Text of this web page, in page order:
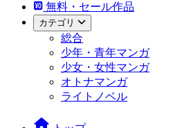
無料・セール作品
カテゴリ
総合
少年・青年マンガ
少女・女性マンガ
オトナマンガ
ライトノベル